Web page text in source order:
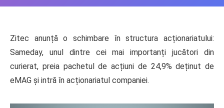
Zitec anunță o schimbare în structura acționariatului:
Sameday, unul dintre cei mai importanți jucători din
curierat, preia pachetul de acțiuni de 24,9% deținut de
eMAG și intră în acționariatul companiei.